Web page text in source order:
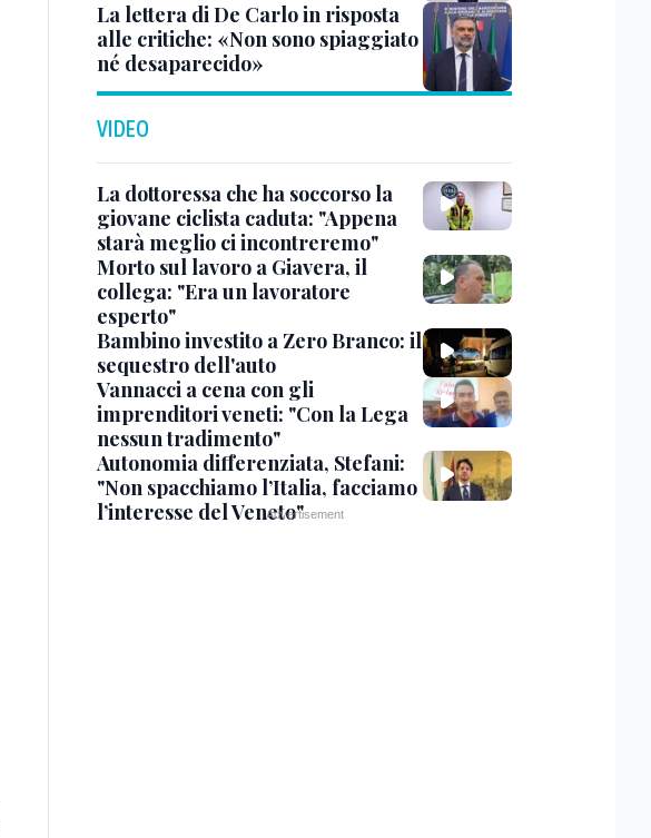
La lettera di De Carlo in risposta
alle critiche: «Non sono spiaggiato
né desaparecido»
VIDEO
La dottoressa che ha soccorso la
giovane ciclista caduta: "Appena
starà meglio ci incontreremo"
Morto sul lavoro a Giavera, il
collega: "Era un lavoratore
esperto"
Bambino investito a Zero Branco: il
sequestro dell'auto
Vannacci a cena con gli
imprenditori veneti: "Con la Lega
nessun tradimento"
Autonomia differenziata, Stefani:
"Non spacchiamo l’Italia, facciamo
l’interesse del Veneto"